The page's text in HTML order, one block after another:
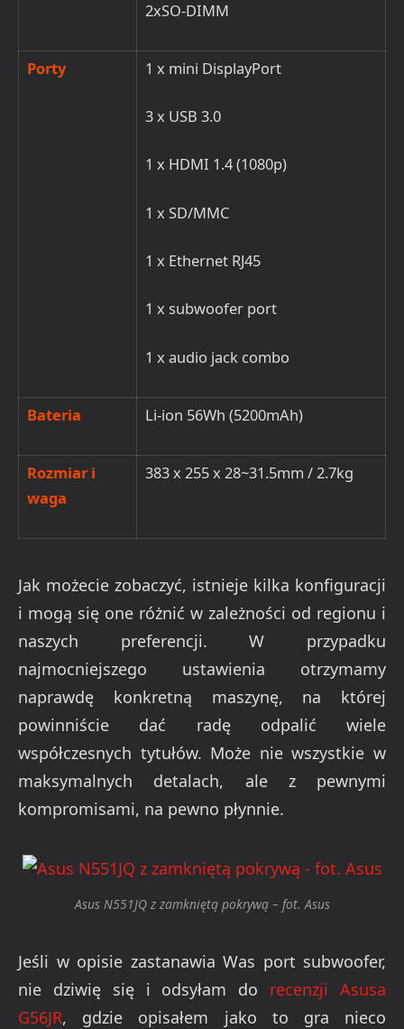
2xSO-DIMM
Porty 1 x mini DisplayPort
3 x USB 3.0
1 x HDMI 1.4 (1080p)
1 x SD/MMC
1 x Ethernet RJ45
1 x subwoofer port
1 x audio jack combo
Bateria Li-ion 56Wh (5200mAh)
Rozmiar i
waga
383 x 255 x 28~31.5mm / 2.7kg
Jak możecie zobaczyć, istnieje kilka konfiguracji
i mogą się one różnić w zależności od regionu i
naszych preferencji. W przypadku
najmocniejszego ustawienia otrzymamy
naprawdę konkretną maszynę, na której
powinniście dać radę odpalić wiele
współczesnych tytułów. Może nie wszystkie w
maksymalnych detalach, ale z pewnymi
kompromisami, na pewno płynnie.
Asus N551JQ z zamkniętą pokrywą – fot. Asus
Jeśli w opisie zastanawia Was port subwoofer,
nie dziwię się i odsyłam do recenzji Asusa
G56JR, gdzie opisałem jako to gra nieco